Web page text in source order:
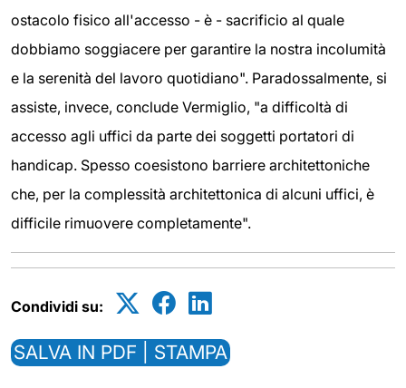
ostacolo fisico all'accesso - è - sacrificio al quale
dobbiamo soggiacere per garantire la nostra incolumità
e la serenità del lavoro quotidiano". Paradossalmente, si
assiste, invece, conclude Vermiglio, "a difficoltà di
accesso agli uffici da parte dei soggetti portatori di
handicap. Spesso coesistono barriere architettoniche
che, per la complessità architettonica di alcuni uffici, è
difficile rimuovere completamente".
Condividi su:
SALVA IN PDF | STAMPA